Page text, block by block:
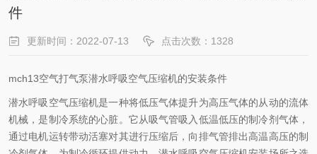
件
更新时间：2022-07-13 点击次数：1328
mch13空气打气泵潜水呼吸空气压缩机的安装条件
潜水呼吸空气压缩机是一种将低压气体提升为高压气体的从动的流体
机械，是制冷系统的心脏。它从吸气管吸入低温低压的制冷剂气体，
通过电机运转带动活塞对其进行压缩后，向排气管排出高温高压的制